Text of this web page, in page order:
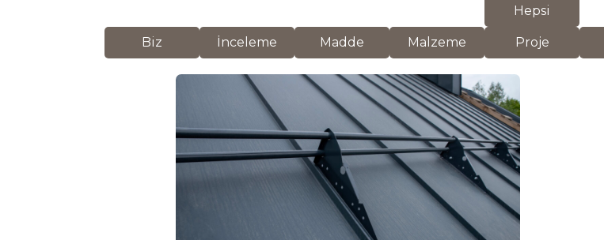
Hepsi
Biz İnceleme Madde Malzeme Proje